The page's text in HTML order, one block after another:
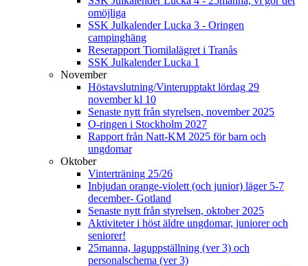
omöjliga
SSK Julkalender Lucka 3 - Oringen
campinghäng
Reserapport Tiomilalägret i Tranås
SSK Julkalender Lucka 1
November
Höstavslutning/Vinterupptakt lördag 29
november kl 10
Senaste nytt från styrelsen, november 2025
O-ringen i Stockholm 2027
Rapport från Natt-KM 2025 för barn och
ungdomar
Oktober
Vinterträning 25/26
Inbjudan orange-violett (och junior) läger 5-7
december- Gotland
Senaste nytt från styrelsen, oktober 2025
Aktiviteter i höst äldre ungdomar, juniorer och
seniorer!
25manna, laguppställning (ver 3) och
personalschema (ver 3)